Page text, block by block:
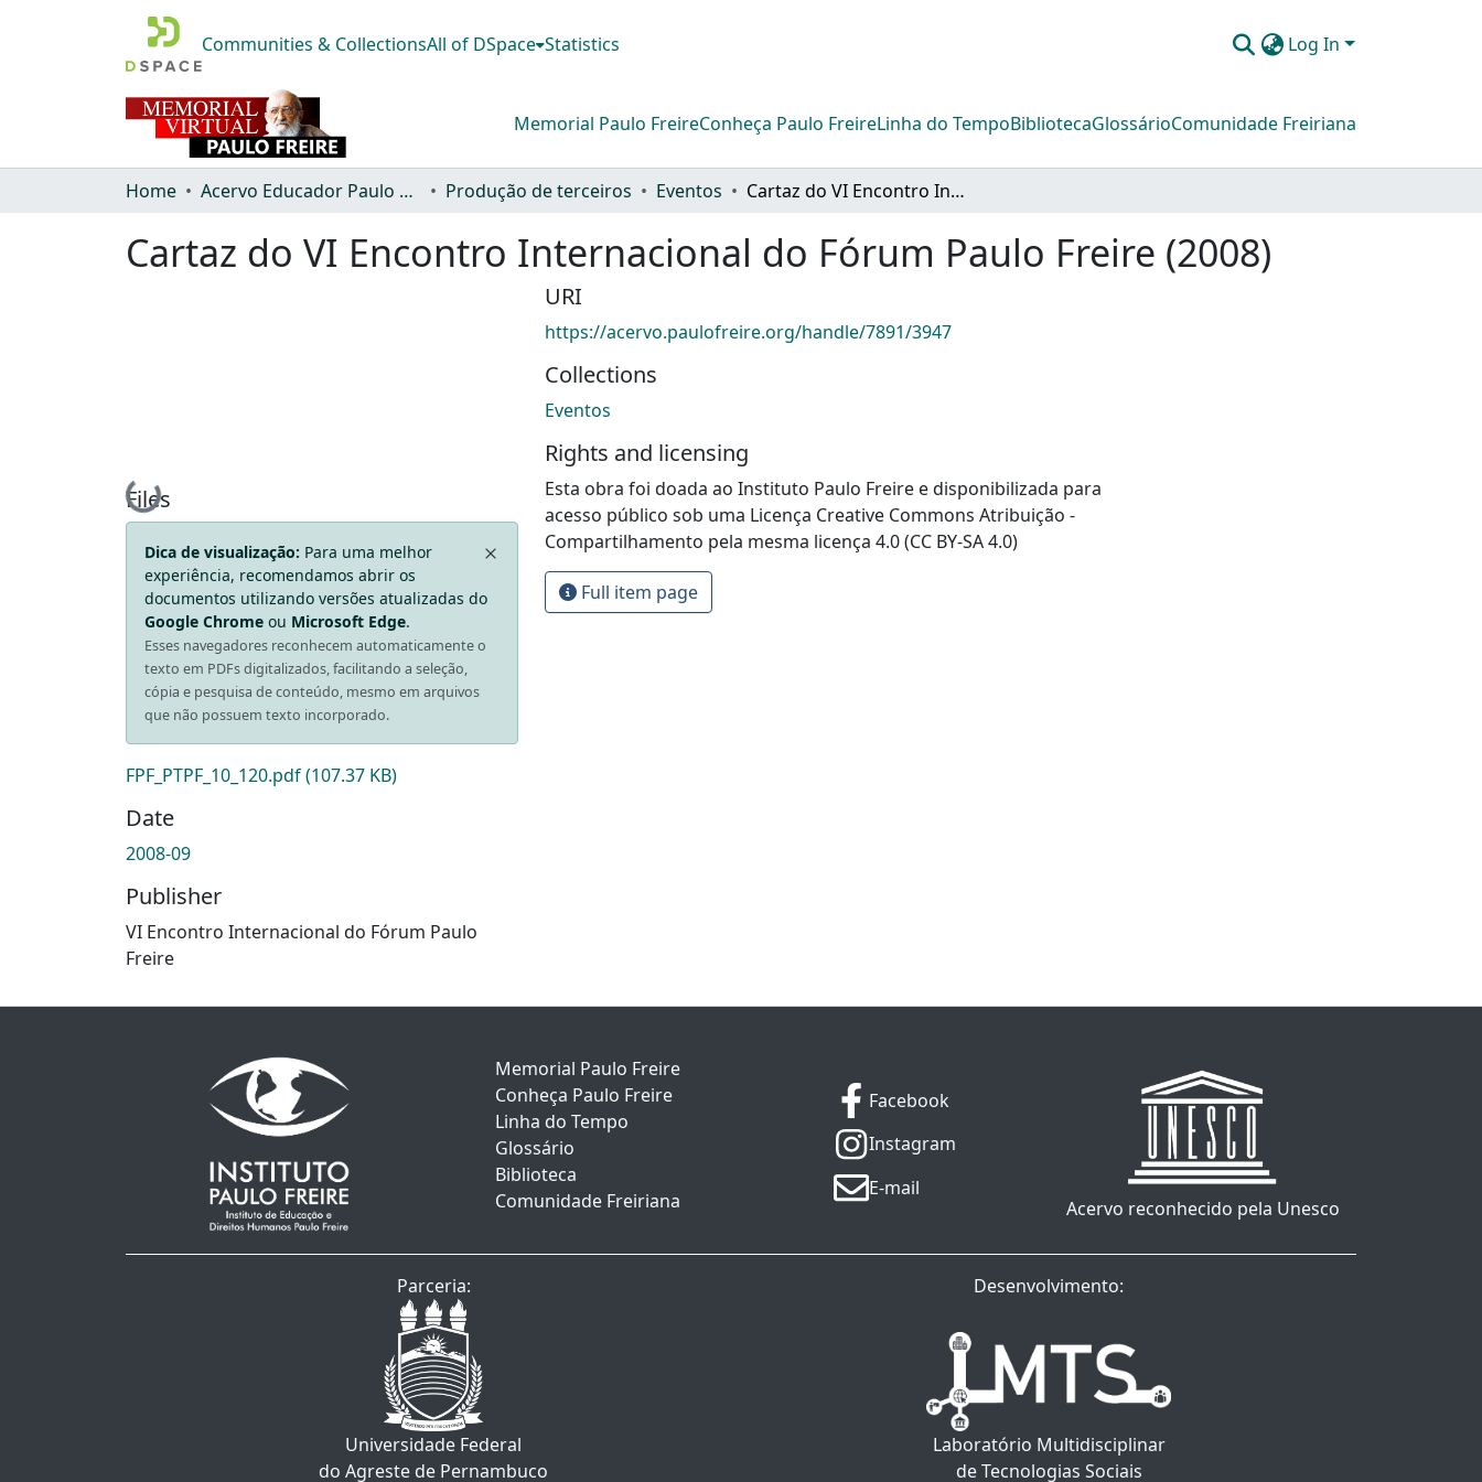
Communities & CollectionsAll of DSpace Statistics Log In
Memorial Paulo FreireConheça Paulo FreireLinha do TempoBibliotecaGlossárioComunidade Freiriana
Home Acervo Educador Paulo Freire Produção de terceiros Eventos Cartaz do VI Encontro Internacional do Fórum Paulo Freire (2008)
Cartaz do VI Encontro Internacional do Fórum Paulo Freire (2008)
Loading...
Files
Dica de visualização: Para uma melhor
experiência, recomendamos abrir os
documentos utilizando versões atualizadas do
Google Chrome ou Microsoft Edge.
Esses navegadores reconhecem automaticamente o
texto em PDFs digitalizados, facilitando a seleção,
cópia e pesquisa de conteúdo, mesmo em arquivos
que não possuem texto incorporado.
FPF_PTPF_10_120.pdf(107.37 KB)
Date
2008-09
Publisher
VI Encontro Internacional do Fórum Paulo
Freire
URI
https://acervo.paulofreire.org/handle/7891/3947
Collections
Eventos
Rights and licensing
Esta obra foi doada ao Instituto Paulo Freire e disponibilizada para
acesso público sob uma Licença Creative Commons Atribuição -
Compartilhamento pela mesma licença 4.0 (CC BY-SA 4.0)
Full item page
Memorial Paulo Freire
Conheça Paulo Freire
Linha do Tempo
Glossário
Biblioteca
Comunidade Freiriana
Facebook
Instagram
E-mail
Acervo reconhecido pela Unesco
Parceria:
Universidade Federal
do Agreste de Pernambuco
Desenvolvimento:
Laboratório Multidisciplinar
de Tecnologias Sociais